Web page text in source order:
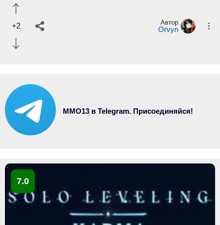
+2 Автор
Orvyn
MMO13 в Telegram. Присоединяйся!
7.0